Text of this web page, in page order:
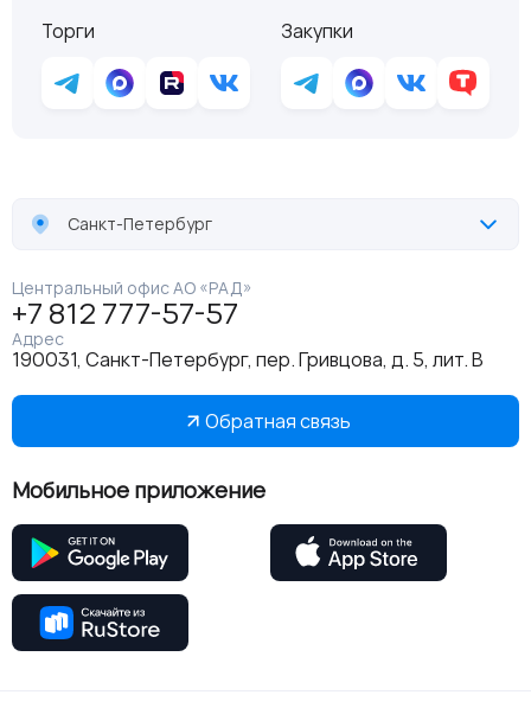
Торги
Закупки
Санкт-Петербург
Центральный офис АО «РАД»
+7 812 777-57-57
Адрес
190031, Санкт-Петербург, пер. Гривцова, д. 5, лит. В
Обратная связь
Мобильное приложение